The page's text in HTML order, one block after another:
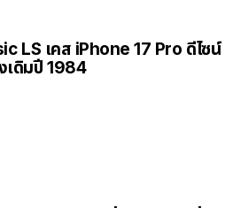
LS เคส iPhone 17 Pro ดีไซน์
เดิมปี 1984